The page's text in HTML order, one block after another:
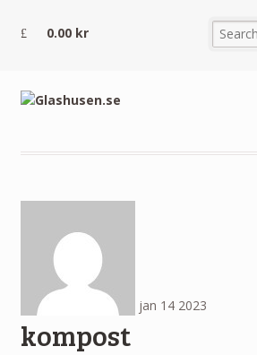
0.00 kr
jan 14 2023
kompost